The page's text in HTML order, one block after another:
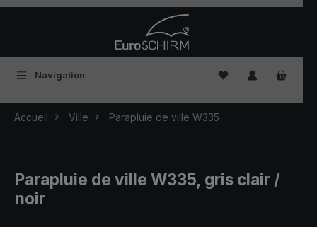
Navigation Vous avez 0
Accueil Ville Parapluie de ville W335
Parapluie de ville W335, gris clair /
noir